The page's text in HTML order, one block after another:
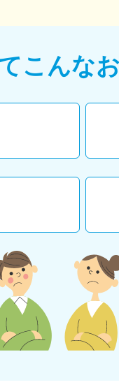
こんな